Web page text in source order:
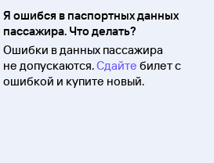
Я ошибся в паспортных данных
пассажира. Что делать?
Ошибки в данных пассажира
не допускаются.Сдайте билет с
ошибкой и купите новый.